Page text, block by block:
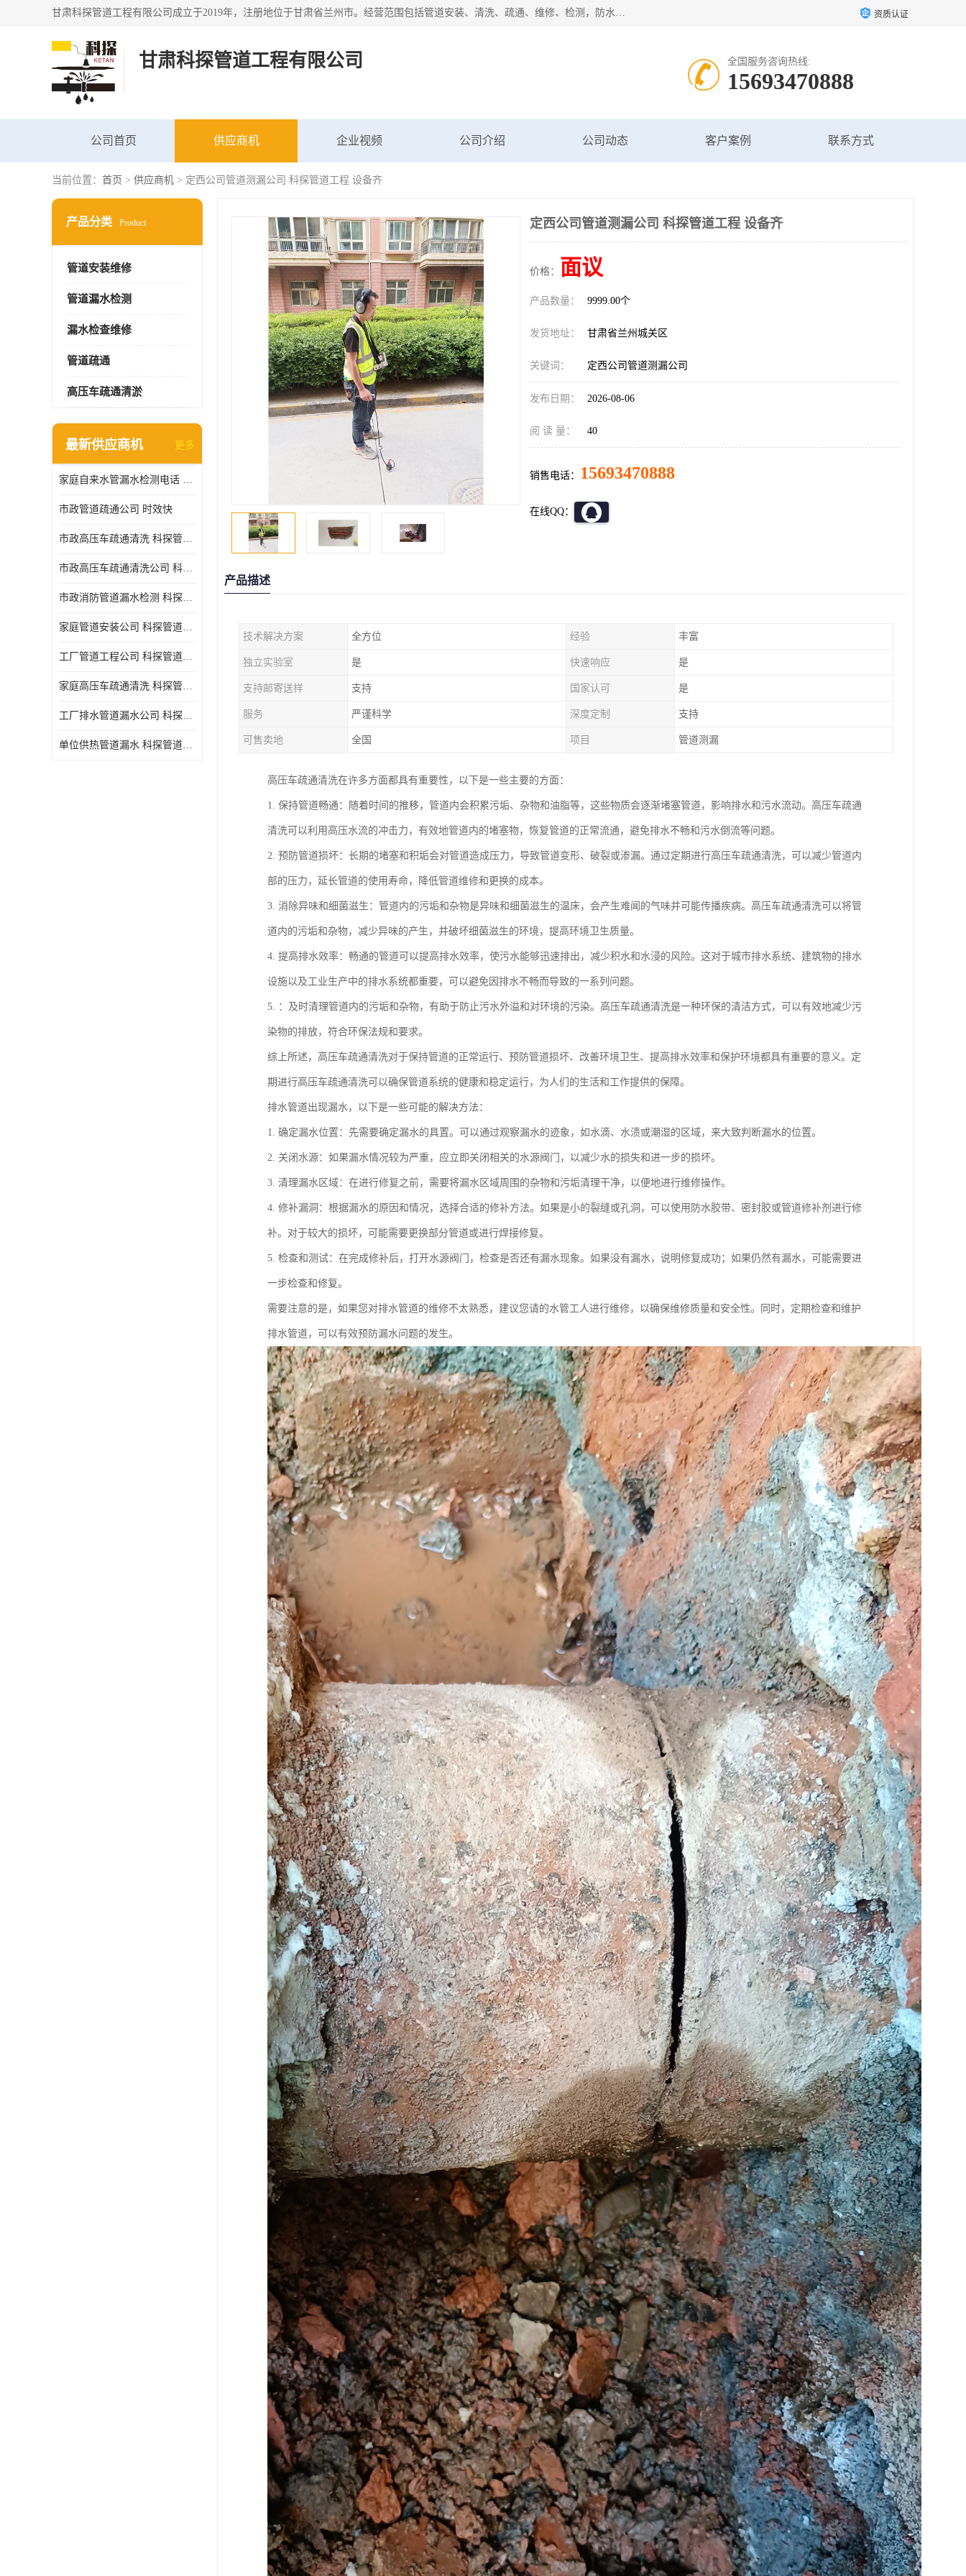
甘肃科探管道工程有限公司成立于2019年，注册地位于甘肃省兰州市。经营范围包括管道安装、清洗、疏通、维修、检测，防水工程，工程钻孔，化粪池清理，暖气安装，给排水管道安装维修，室内外管道如消防、供水、供热管道漏水检测定位，室内外防水堵漏等。 资质认证
甘肃科探管道工程有限公司 全国服务咨询热线:
15693470888
公司首页 供应商机 企业视频 公司介绍 公司动态 客户案例 联系方式
当前位置： 首页 > 供应商机 > 定西公司管道测漏公司 科探管道工程 设备齐
产品分类 Product
管道安装维修
管道漏水检测
漏水检查维修
管道疏通
高压车疏通清淤
最新供应商机 更多
家庭自来水管漏水检测电话 服务周到
市政管道疏通公司 时效快
市政高压车疏通清洗 科探管道工程 设备齐
市政高压车疏通清洗公司 科探管道工程 经验丰富
市政消防管道漏水检测 科探管道工程 快速上门
家庭管道安装公司 科探管道工程 团队服务
工厂管道工程公司 科探管道工程 时效快
家庭高压车疏通清洗 科探管道工程 服务周到
工厂排水管道漏水公司 科探管道工程 快速上门
单位供热管道漏水 科探管道工程 设备齐
定西公司管道测漏公司 科探管道工程 设备齐
价格： 面议
产品数量： 9999.00个
发货地址： 甘肃省兰州城关区
关键词： 定西公司管道测漏公司
发布日期： 2026-08-06
阅 读 量： 40
销售电话： 15693470888
在线QQ：
产品描述
技术解决方案 全方位 经验 丰富
独立实验室 是 快速响应 是
支持邮寄送样 支持 国家认可 是
服务 严谨科学 深度定制 支持
可售卖地 全国 项目 管道测漏
高压车疏通清洗在许多方面都具有重要性，以下是一些主要的方面：
1. 保持管道畅通：随着时间的推移，管道内会积累污垢、杂物和油脂等，这些物质会逐渐堵塞管道，影响排水和污水流动。高压车疏通
清洗可以利用高压水流的冲击力，有效地管道内的堵塞物，恢复管道的正常流通，避免排水不畅和污水倒流等问题。
2. 预防管道损坏：长期的堵塞和积垢会对管道造成压力，导致管道变形、破裂或渗漏。通过定期进行高压车疏通清洗，可以减少管道内
部的压力，延长管道的使用寿命，降低管道维修和更换的成本。
3. 消除异味和细菌滋生：管道内的污垢和杂物是异味和细菌滋生的温床，会产生难闻的气味并可能传播疾病。高压车疏通清洗可以将管
道内的污垢和杂物，减少异味的产生，并破坏细菌滋生的环境，提高环境卫生质量。
4. 提高排水效率：畅通的管道可以提高排水效率，使污水能够迅速排出，减少积水和水浸的风险。这对于城市排水系统、建筑物的排水
设施以及工业生产中的排水系统都重要，可以避免因排水不畅而导致的一系列问题。
5. ：及时清理管道内的污垢和杂物，有助于防止污水外溢和对环境的污染。高压车疏通清洗是一种环保的清洁方式，可以有效地减少污
染物的排放，符合环保法规和要求。
综上所述，高压车疏通清洗对于保持管道的正常运行、预防管道损坏、改善环境卫生、提高排水效率和保护环境都具有重要的意义。定
期进行高压车疏通清洗可以确保管道系统的健康和稳定运行，为人们的生活和工作提供的保障。
排水管道出现漏水，以下是一些可能的解决方法：
1. 确定漏水位置：先需要确定漏水的具置。可以通过观察漏水的迹象，如水滴、水渍或潮湿的区域，来大致判断漏水的位置。
2. 关闭水源：如果漏水情况较为严重，应立即关闭相关的水源阀门，以减少水的损失和进一步的损坏。
3. 清理漏水区域：在进行修复之前，需要将漏水区域周围的杂物和污垢清理干净，以便地进行维修操作。
4. 修补漏洞：根据漏水的原因和情况，选择合适的修补方法。如果是小的裂缝或孔洞，可以使用防水胶带、密封胶或管道修补剂进行修
补。对于较大的损坏，可能需要更换部分管道或进行焊接修复。
5. 检查和测试：在完成修补后，打开水源阀门，检查是否还有漏水现象。如果没有漏水，说明修复成功；如果仍然有漏水，可能需要进
一步检查和修复。
需要注意的是，如果您对排水管道的维修不太熟悉，建议您请的水管工人进行维修，以确保维修质量和安全性。同时，定期检查和维护
排水管道，可以有效预防漏水问题的发生。